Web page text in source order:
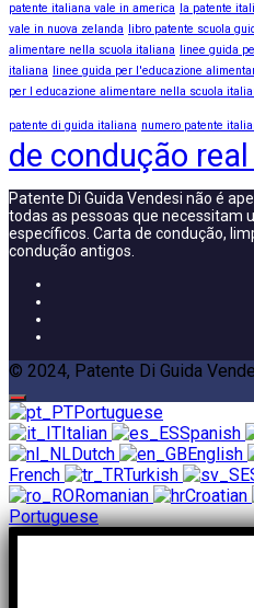
patente italiana vale in america
la patente
vale in nuova zelanda
libro patente scuola
alimentare nella scuola italiana
linee guida
italiana
linee guida per l'educazione
per l educazione alimentare nella scuola
patente di guida italiana numero patente
de condução
Patente Di Guida Vendesi não é
todas as pessoas que necessitam
específicos. Carta de condução,
condução antigos.
© 2024, Patente Di Guida
Portuguese
Italian
Spanish
Dutch
English
French
Turkish
Romanian
Croatian
Portuguese